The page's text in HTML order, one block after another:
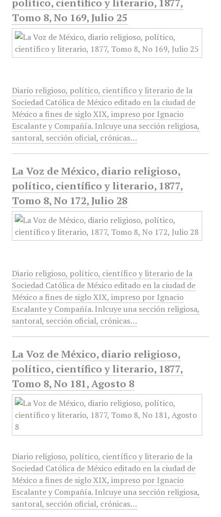
político, científico y literario, 1877,
Tomo 8, No 169, Julio 25
Diario religioso, político, científico y literario de la
Sociedad Católica de México editado en la ciudad de
México a fines de siglo XIX, impreso por Ignacio
Escalante y Compañía. Inlcuye una sección religiosa,
santoral, sección oficial, crónicas…
La Voz de México, diario religioso,
político, científico y literario, 1877,
Tomo 8, No 172, Julio 28
Diario religioso, político, científico y literario de la
Sociedad Católica de México editado en la ciudad de
México a fines de siglo XIX, impreso por Ignacio
Escalante y Compañía. Inlcuye una sección religiosa,
santoral, sección oficial, crónicas…
La Voz de México, diario religioso,
político, científico y literario, 1877,
Tomo 8, No 181, Agosto 8
Diario religioso, político, científico y literario de la
Sociedad Católica de México editado en la ciudad de
México a fines de siglo XIX, impreso por Ignacio
Escalante y Compañía. Inlcuye una sección religiosa,
santoral, sección oficial, crónicas…